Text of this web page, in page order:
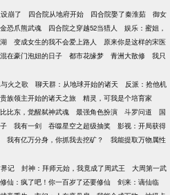
崩了 四合院从地府开始 四合院娶了秦淮茹
御女
恐爪熊武魂 四合院之穿越52当猎人
娱乐：蜜姐，
变成女生的我不会爱上路人
原来你是这样的宋医
混在豪门泡妞的日子 都市花缘梦 青洲大散修
我只
火之歌 聊天群：从地球开始的诸天
反派：抢他机
族领主开始的诸天之旅
精灵，可我是个培育家
比东，觉醒弑神武魂 最强角色扮演 斗罗问道
国
我有一剑 吞噬星空之超级抽奖
影视：开局获得
我有亿万分身，你抓我去挖矿？
我能提取万物属性
记 封神：拜师元始，我竟成了周武王
大周第一武
仙：疯了吧！你一百岁了还要修仙
剑来：谪仙临